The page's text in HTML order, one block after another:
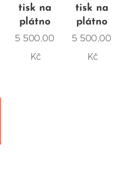
tisk na
plátno
5 500,00
Kč
tisk na
plátno
5 500,00
Kč